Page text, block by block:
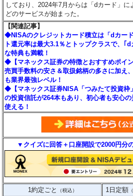
しており、2024年7月からは「dカード」
どのサービスが始まった。
【関連記事】
◆NISAのクレジットカード積立は「dカー
ト還元率は最大3.1％とトップクラスで、｢
な特典も満載！
◆【マネックス証券の特徴とおすすめポイ
売買手数料の安さ＆取扱銘柄の多さに加え
も業界最強レベル！
◆【マネックス証券NISA「つみたて投資枠
の投資信託が264本もあり、初心者も安心
使える！
▼クイズに回答＋口座開設で2000円分
1約定ごと （税込） 1日定額